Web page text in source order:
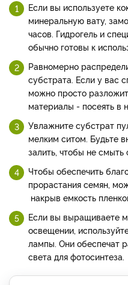
Если вы используете
минеральную вату,
часов. Гидрогель и
обычно готовы к
Равномерно
субстрата. Если у вас
можно просто
материалы - посеять в
Увлажните субстрат
мелким ситом. Будьте
залить, чтобы не смыть
Чтобы обеспечить
прорастания семян,
накрыв емкость
Если вы выращиваете
освещении,
лампы. Они обеспечат
света для фотосинтеза.